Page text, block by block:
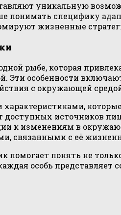
уникальную
понимать специфику
жизненные
рыбе, которая
Эти особенности
с окружающей
доступных источников
к изменениям в
связанными с её
помогает понять не
особь